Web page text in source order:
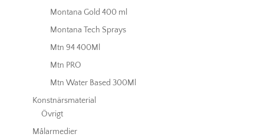
Montana Gold 400 ml
Montana Tech Sprays
Mtn 94 400Ml
Mtn PRO
Mtn Water Based 300Ml
Konstnärsmaterial
Övrigt
Målarmedier